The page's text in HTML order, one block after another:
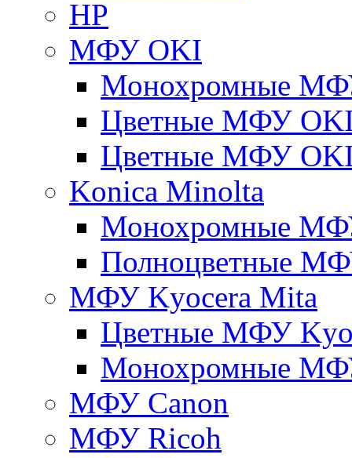
HP
МФУ OKI
Монохромные
Цветные МФУ
Цветные МФУ
Konica Minolta
Монохромные
Полноцветные
МФУ Kyocera Mita
Цветные МФУ
Монохромные
МФУ Canon
МФУ Ricoh